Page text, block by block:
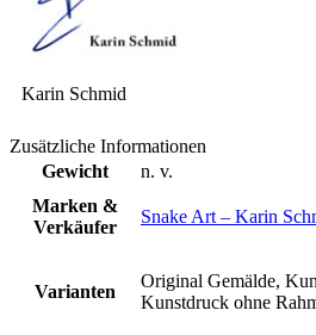
Karin Schmid
Zusätzliche Informationen
Gewicht
n. v.
Marken &
Verkäufer
Snake Art – Karin
Varianten
Original Gemälde,
Kunstdruck ohne